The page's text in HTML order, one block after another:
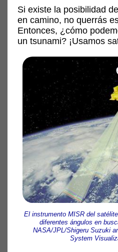
Si existe la posibilidad
en camino, no querrás
Entonces, ¿cómo
un tsunami? ¡Usamos
El instrumento MISR del
diferentes ángulos en
NASA/JPL/Shigeru Suzuki
System